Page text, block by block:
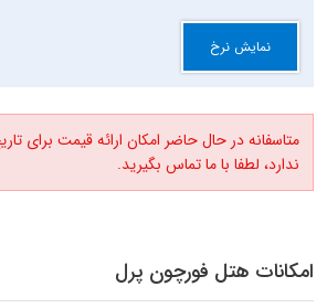
نمایش نرخ
متاسفانه در حال حاضر امکان ارائه قیمت برای
ندارد، لطفا با ما تماس بگیرید.
امکانات هتل فورچون پرل